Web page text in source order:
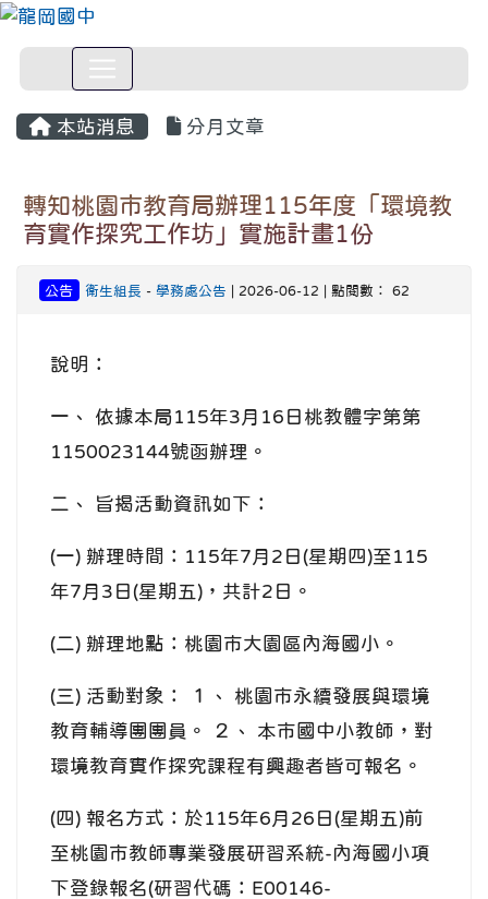
本站消息 分月文章
轉知桃園市教育局辦理115年度「環境教
育實作探究工作坊」實施計畫1份
公告 衛生組長 - 學務處公告 | 2026-06-12 | 點閱數： 62
說明：
一、 依據本局115年3月16日桃教體字第第
1150023144號函辦理。
二、 旨揭活動資訊如下：
(一) 辦理時間：115年7月2日(星期四)至115
年7月3日(星期五)，共計2日。
(二) 辦理地點：桃園市大園區內海國小。
(三) 活動對象： １、 桃園市永續發展與環境
教育輔導團團員。 ２、 本市國中小教師，對
環境教育實作探究課程有興趣者皆可報名。
(四) 報名方式：於115年6月26日(星期五)前
至桃園市教師專業發展研習系統-內海國小項
下登錄報名(研習代碼：E00146-